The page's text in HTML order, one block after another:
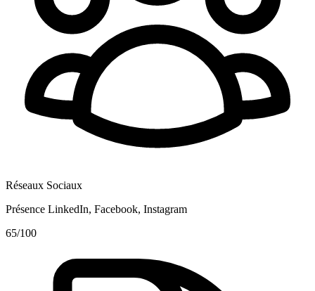
Réseaux Sociaux
Présence LinkedIn, Facebook, Instagram
65/100